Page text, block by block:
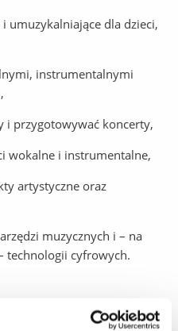
umuzykalniające dla dzieci,
instrumentalnymi
i przygotowywać koncerty,
wokalne i instrumentalne,
artystyczne oraz
muzycznych i – na
technologii cyfrowych.
studenci wybierają